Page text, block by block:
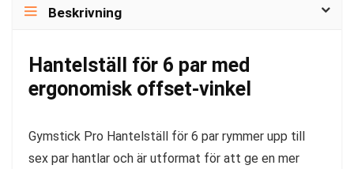
Beskrivning
Hantelställ för 6 par med
ergonomisk offset-vinkel
Gymstick Pro Hantelställ för 6 par rymmer upp till
sex par hantlar och är utformat för att ge en mer